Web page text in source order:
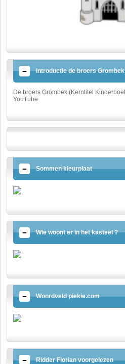
Introductie de broers Grombek
De broers Grombek (Kerntitel
YouTube
Sommen kleurplaat
Wie woont er in het kasteel ?
Woordveld piekie.com
Ridder Florian voorgelezen